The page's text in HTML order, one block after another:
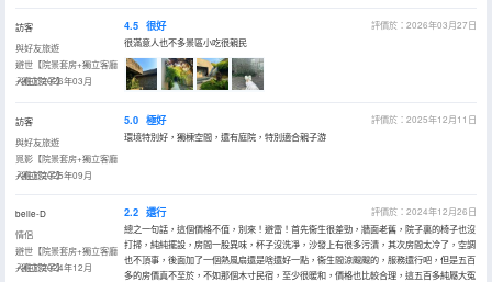
訪客
與好友旅遊
避世【院景套房+獨立客廳
+獨立院子】
入住於2026年03月
4.5 很好
評價於：2026年03月27日
很滿意人也不多景區小吃很親民
訪客
與好友旅遊
覓影【院景套房+獨立客廳
+獨立院子】
入住於2025年09月
5.0 極好
評價於：2025年12月11日
環境特別好，獨棟空間，還有庭院，特別適合親子游
belle-D
情侶
避世【院景套房+獨立客廳
+獨立院子】
入住於2024年12月
2.2 還行
評價於：2024年12月26日
總之一句話，這個價格不值，別來！避雷！首先衞生很差勁，牆面老舊，院子裏的椅子也沒
打掃，純純擺設，房間一股異味，杯子沒洗凈，沙發上有很多污漬，其次房間太冷了，空調
也不頂事，後面加了一個熱風扇還是啥還好一點，衞生間涼颼颼的，服務還行吧，但是五百
多的房價真不至於，不如那個木寸民宿，至少很暖和，價格也比較合理，這五百多純屬大冤